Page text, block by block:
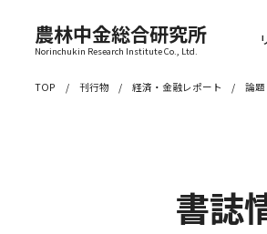
農林中金総合研究所
Norinchukin Research Institute Co., Ltd.
TOP 刊行物 経済・金融レポート 論
書誌